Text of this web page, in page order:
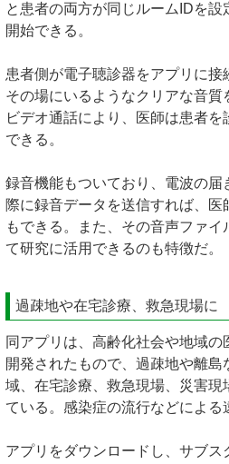
と患者の両方が同じルームIDを
開始できる。
患者側が電子聴診器をアプリに
その場にいるようなクリアな音質
ビデオ通話により、医師は患者
できる。
録音機能もついており、電波の届
際に録音データを送信すれば、医
もできる。また、その音声ファ
て研究に活用できるのも特徴だ。
過疎地や在宅診療、救急現場に
同アプリは、高齢化社会や地域の
開発されたもので、過疎地や離
域、在宅診療、救急現場、災害
ている。感染症の流行などによる
アプリをダウンロードし、サブス